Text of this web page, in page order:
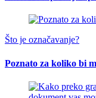
Što je označavanje?
Poznato za koliko bi